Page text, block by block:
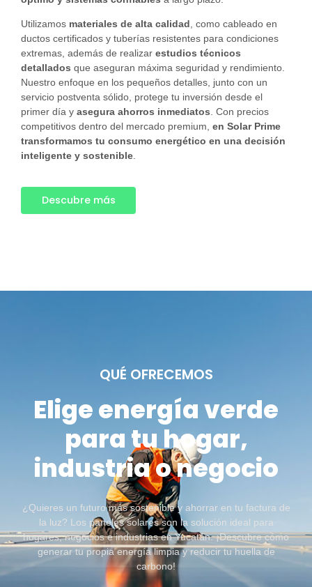
Utilizamos materiales de alta calidad , como cableado en
ductos certificados y tuberías resistentes para condiciones
extremas, además de realizar estudios técnicos
detallados que aseguran máxima seguridad y rendimiento.
Nuestro enfoque en los pequeños detalles, junto con un
servicio postventa sólido, protege tu inversión desde el
primer día y asegura ahorros inmediatos . Con precios
competitivos dentro del mercado premium, en Solar Prime
transformamos tu consumo energético en una decisión
inteligente y sostenible
Descubre más
QUÉ OFRECEMOS
Elige energía verde
para tu hogar,
industria o negocio
¿Quieres un futuro más sostenible y ahorrar en tu factura de
la luz? Los paneles solares son la solución ideal para
hogares, negocios e industrias en Yucatán. ¡Descubre cómo
generar tu propia energía limpia y reducir tu huella de
carbono!